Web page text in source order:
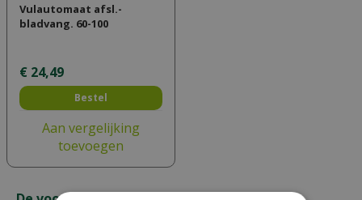
Vulautomaat afsl.-
bladvang. 60-100
€ 24,49
Bestel
Aan vergelijking
toevoegen